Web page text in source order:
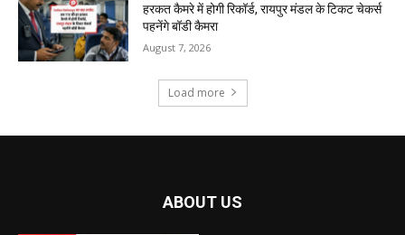
हरकत कैमरे में होगी रिकॉर्ड, रायपुर मंडल के टिकट चेकर्स
पहनेंगे बॉडी कैमरा
August 7, 2026
Load more
ABOUT US